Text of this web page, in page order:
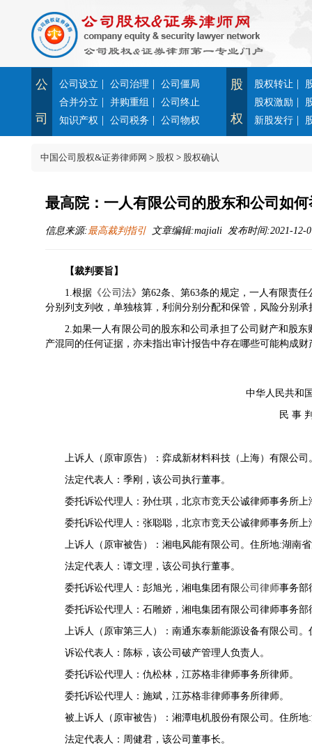
公
司
公司设立 | 公司治理 |
公司僵局
合并分立 | 并购重组 |
公司终止
知识产权 | 公司税务 | 公司物权
股
权
股权转让 |
股权激励 |
新股发行 |
中国公司股权&证劵律师网 > 股权 > 股权确认
最高院：一人有限公司的股东和公司如
信息来源:最高裁判指引 文章编辑:majiali 发布时间:2021-12-
【裁判要旨】
1.根据《公司法》第62条、第63条的规定，一人有限责
分别列支列收，单独核算，利润分别分配和保管，风险分别
2.如果一人有限公司的股东和公司承担了公司财产和股
产混同的任何证据，亦未指出审计报告中存在哪些可能构成
中华人民共和
民 事
上诉人（原审原告）：弈成新材料科技（上海）有限公
法定代表人：季刚，该公司执行董事。
委托诉讼代理人：孙仕琪，北京市竞天公诚律师事务所上
委托诉讼代理人：张聪聪，北京市竞天公诚律师事务所上
上诉人（原审被告）：湘电风能有限公司。住所地:湖南
法定代表人：谭文理，该公司执行董事。
委托诉讼代理人：彭旭光，湘电集团有限公司律师事务部
委托诉讼代理人：石雕娇，湘电集团有限公司律师事务部
上诉人（原审第三人）：南通东泰新能源设备有限公司
诉讼代表人：陈标，该公司破产管理人负责人。
委托诉讼代理人：仇松林，江苏格非律师事务所律师。
委托诉讼代理人：施斌，江苏格非律师事务所律师。
被上诉人（原审被告）：湘潭电机股份有限公司。住所
法定代表人：周健君，该公司董事长。